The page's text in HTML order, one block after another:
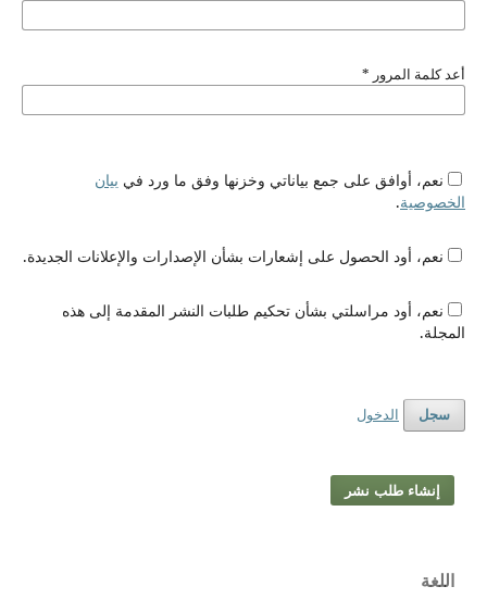
أعد كلمة المرور *
بيان
الخصوصية.
نعم، أود مراسلتي بشأن تحكيم طلبات النشر المقدمة إلى هذه
المجلة.
سجل الدخول
إنشاء طلب نشر
اللغة